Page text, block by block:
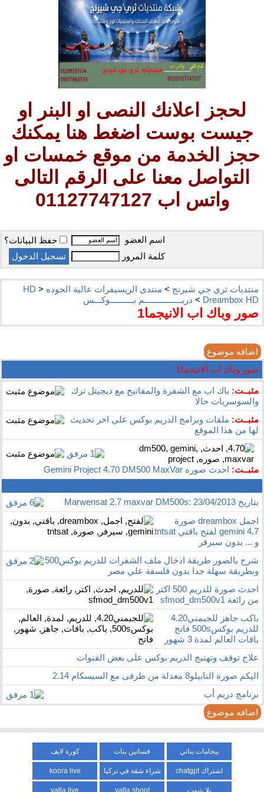
لحجز اعلانك النصى او البنر او
جيست بوست اضغط هنا يمكنك
حجز الخدمة من موقع خمسات او
التواصل معنا على الرقم التالى
واتس اب 01127747127
اسم العضو
حفظ البيانات؟
كلمة المرور
منتديات ثري جي شيرنج > منتدى الريسيفرات عالية الجوده HD >
Dreambox HD
> دريــــــــــــــــم بــــــــــوكـــس
صور وباك اب الانيجما1
اضافه موضوع
صور وباك اب الانيجما1
مثبــت: باك اب مع الشفرة والمفاتيح مع ديجيتل ترك
والسوسريات حالا
مثبــت: ملفات وبرامج الدريم بوكس علي اخر تحديث
لها من هذا الموقع
مثبــت: احدث صوره Gemini Project 4.70 DM500 MaxVar
بتاريخ 23/04/2013 :Marwensat 2.7 maxvar DM500s
اجمل dreambox صورة
gemini 4.7 لفتح باقتي tntsat
و ... بدون سيرفر
شرح بالصور طريقة ادخال ملف الشفرات للدريم بوكس500
وبطريقة سهلة جدا بدون فلسفة علي مصر
احدث صورة للدريم 500 اكتر
من رائعة sfmod_dm500v1
باكب جاهز للجيمني4.20
للدريم بوكس500s فاتح
باقات العالم لمدة 3 شهور
علاج توقف وتهنيج الدريم بوكس على بعض القنوات
اليكم صورة النابيلو8 معدلة من طرفى مع السيسكام 2.14
برنامج دريم أب
اضافه موضوع
بيجامات بناتي فساتين بنات كورة لايف
اشتراك chatgpt شراء شقة في تركيا koora live
يلا شوت yalla shoot
yalla live